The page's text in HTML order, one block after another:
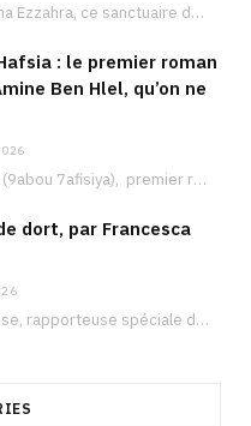
Le palais d’Ennejma Ezzahra, ce sanctuaire de la musique tunisienne et méditerranéenne construit par le…
: le premier roman
Ben Hlel, qu’on ne
Le cave de Hafisa (9abou 7afisiya), premier roman du journaliste tunisien Mohamed Amine Ben Hlel,…
dort, par Francesca
Francesca Albanese, rapporteuse spéciale de l’ONU sur les territoires palestiniens occupés, était à Tunis pour…